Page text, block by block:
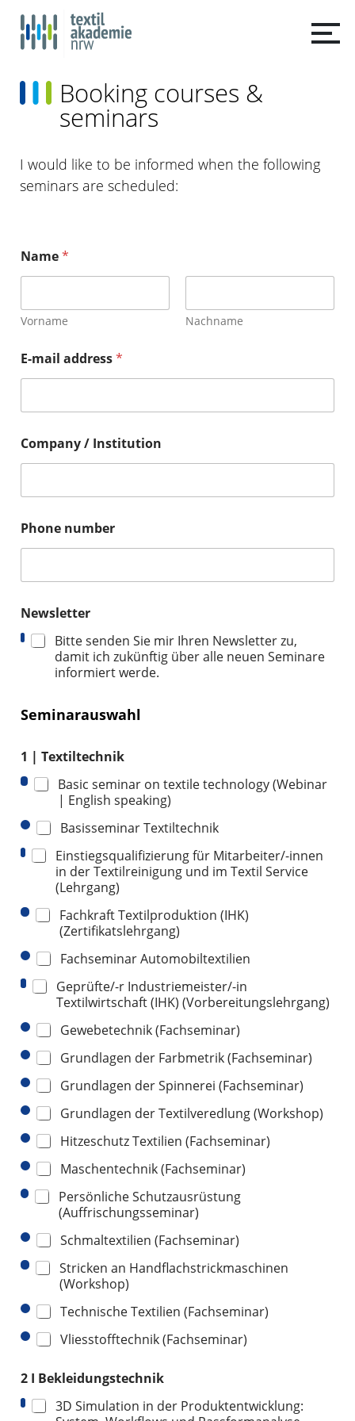
Booking courses &
seminars
I would like to be informed when the following
seminars are scheduled:
Name*
Vorname Nachname
E-mail address*
Company / Institution
Phone number
Newsletter
Bitte senden Sie mir Ihren Newsletter zu,
damit ich zukünftig über alle neuen Seminare
informiert werde.
Seminarauswahl
1 | Textiltechnik
Basic seminar on textile technology (Webinar
| English speaking)
Basisseminar Textiltechnik
Einstiegsqualifizierung für Mitarbeiter/-innen
in der Textilreinigung und im Textil Service
(Lehrgang)
Fachkraft Textilproduktion (IHK)
(Zertifikatslehrgang)
Fachseminar Automobiltextilien
Geprüfte/-r Industriemeister/-in
Textilwirtschaft (IHK) (Vorbereitungslehrgang)
Gewebetechnik (Fachseminar)
Grundlagen der Farbmetrik (Fachseminar)
Grundlagen der Spinnerei (Fachseminar)
Grundlagen der Textilveredlung (Workshop)
Hitzeschutz Textilien (Fachseminar)
Maschentechnik (Fachseminar)
Persönliche Schutzausrüstung
(Auffrischungsseminar)
Schmaltextilien (Fachseminar)
Stricken an Handflachstrickmaschinen
(Workshop)
Technische Textilien (Fachseminar)
Vliesstofftechnik (Fachseminar)
2 I Bekleidungstechnik
3D Simulation in der Produktentwicklung: